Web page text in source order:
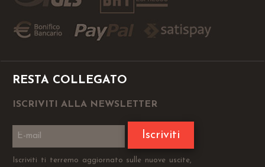
RESTA COLLEGATO
ISCRIVITI ALLA NEWSLETTER
Iscriviti
Iscriviti ti terremo aggiornato sulle nuove uscite,